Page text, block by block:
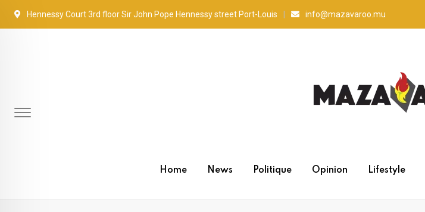
Skip
Hennessy Court 3rd floor Sir John Pope Hennessy street Port-Louis info@mazavaroo.mu
Home News Politique Opinion Lifestyle